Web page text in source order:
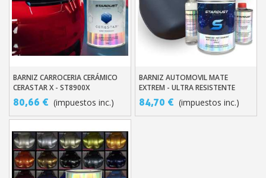
Añadir Al Carrito
BARNIZ CARROCERIA CERÁMICO
CERASTAR X - ST8900X
80,66 € (impuestos inc.)
Añadir Al Carrito
BARNIZ AUTOMOVIL MATE
EXTREM - ULTRA RESISTENTE
ST822 4° - ST823 2°
84,70 € (impuestos inc.)